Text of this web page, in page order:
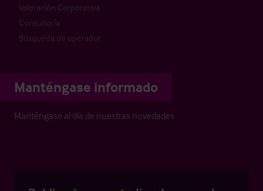
Valoración Corporativa
Consultoría
Búsqueda de operador
Manténgase informado
Manténgase al día de nuestras novedades